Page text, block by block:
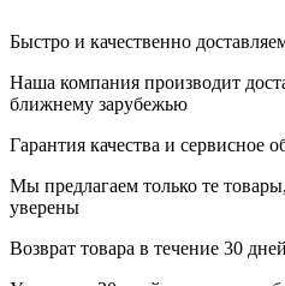
Быстро и качественно
Наша компания производит
ближнему зарубежью
Гарантия качества и сервисное
Мы предлагаем только те
уверены
Возврат товара в течение 30 дней